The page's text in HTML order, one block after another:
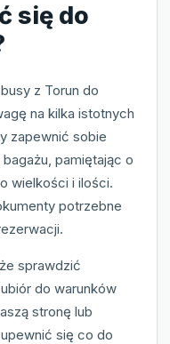
się do
z Torun do
na kilka istotnych
zapewnić sobie
pamiętając o
wielkości i ilości.
potrzebne
sprawdzić
do warunków
stronę lub
się co do